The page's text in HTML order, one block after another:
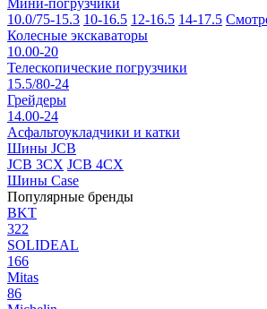
Мини-погрузчики
10.0/75-15.3 10-16.5 12-16.5 14-17.5
Колесные экскаваторы
10.00-20
Телескопические погрузчики
15.5/80-24
Грейдеры
14.00-24
Асфальтоукладчики и катки
Шины JCB
JCB 3CX JCB 4CX
Шины Case
Популярные бренды
BKT
322
SOLIDEAL
166
Mitas
86